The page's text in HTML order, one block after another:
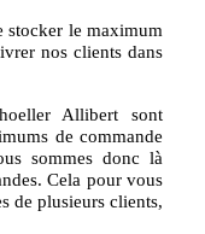
stocker le maximum
nos clients dans
Allibert sont
de commande
sommes donc là
Cela pour vous
de plusieurs clients,